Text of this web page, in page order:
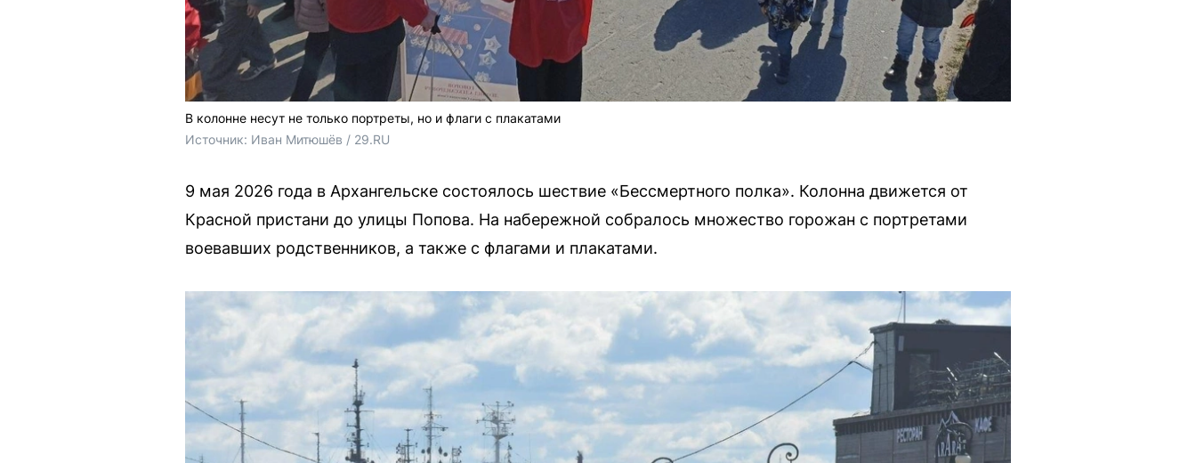
В колонне несут не только портреты, но и флаги с плакатами
Источник: Иван Митюшёв / 29.RU
9 мая 2026 года в Архангельске состоялось шествие «Бессмертного полка». Колонна движется от
Красной пристани до улицы Попова. На набережной собралось множество горожан с портретами
воевавших родственников, а также с флагами и плакатами.